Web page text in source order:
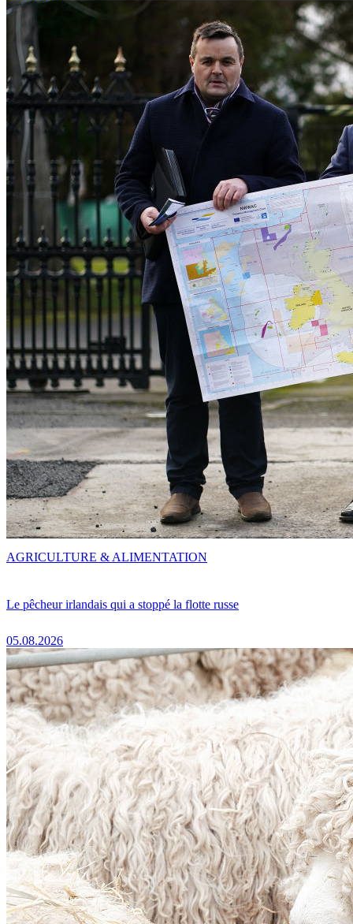
Le pêcheur irlandais qui a stoppé la flotte russe
05.08.2026
AGRICULTURE & ALIMENTATION